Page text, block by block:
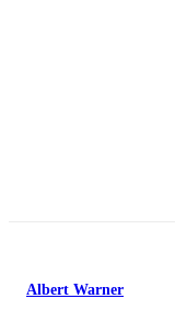
Albert Warner